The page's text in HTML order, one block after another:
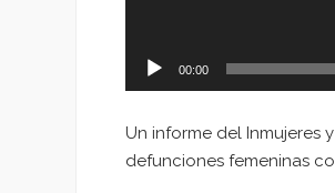
00:00
Un informe del Inmujeres
defunciones femeninas